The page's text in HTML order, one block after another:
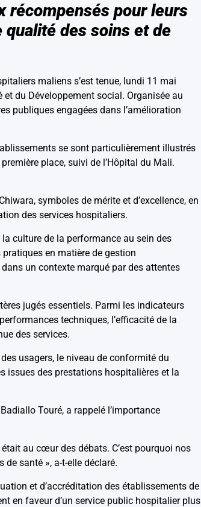
récompensés pour leurs
des soins et de
maliens s’est tenue, lundi 11 mai
du Développement social. Organisée au
publiques engagées dans l’amélioration
se sont particulièrement illustrés
place, suivi de l’Hôpital du Mali.
symboles de mérite et d’excellence, en
des services hospitaliers.
culture de la performance au sein des
en matière de gestion
un contexte marqué par des attentes
jugés essentiels. Parmi les indicateurs
techniques, l’efficacité de la
des services.
usagers, le niveau de conformité du
issues des prestations hospitalières et la
Touré, a rappelé l’importance
au cœur des débats. C’est pourquoi nos
santé », a-t-elle déclaré.
et d’accréditation des établissements de
en faveur d’un service public hospitalier plus